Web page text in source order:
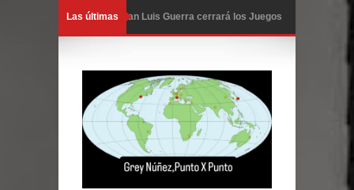
Las últimasJuan Luis Guerra cerrará los Juegos
En Santiago precio del botellón de
agua sube a 90 pesos
Entre 20 y 40 inmigrantes al día son